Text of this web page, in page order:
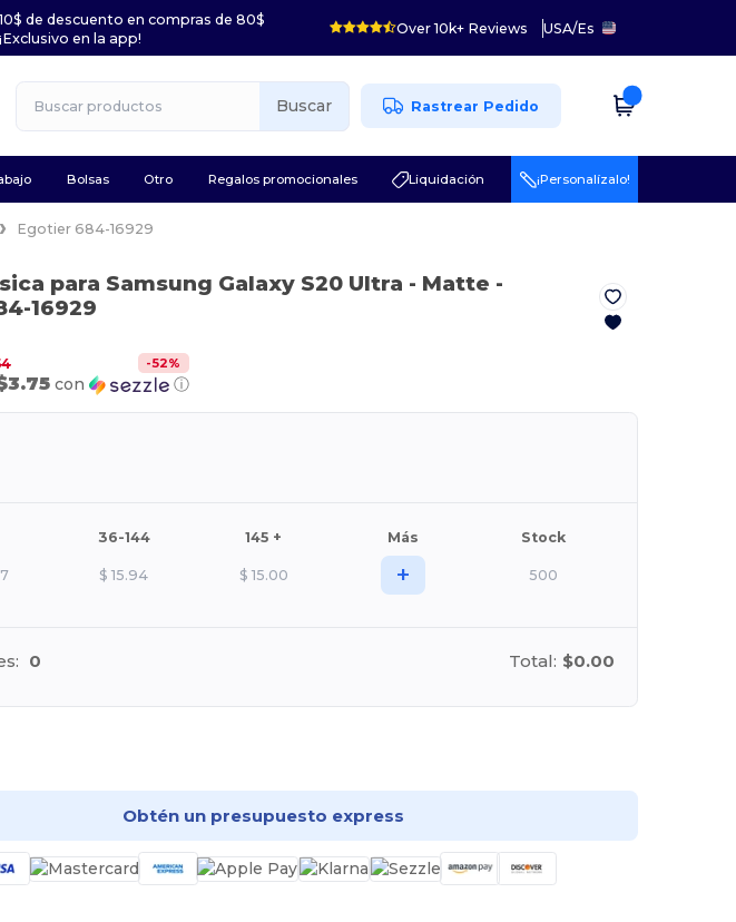
de descuento en compras de 80$
en la app!
Over 10k+ Reviews USA/Es
Buscar Rastrear Pedido
Bolsas Otro Regalos promocionales Liquidación ¡Personalízalo!
Egotier 684-16929
para Samsung Galaxy S20 Ultra - Matte -
16929
-52%
con ⓘ
36-144 145 + Más Stock
$ 15.94 $ 15.00 + 500
0 Total: $0.00
Obtén un presupuesto express